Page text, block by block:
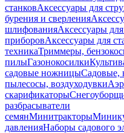
станковАксессуары для
бурения и сверления
шлифованияАксессуары
приборовАксессуары для
техникаТриммеры,
пилыГазонокосилки
садовые ножницыСадовые,
пылесосы, воздуходувки
скарификаторы
разбрасыватели
семянМинитракторы
давленияНаборы садового